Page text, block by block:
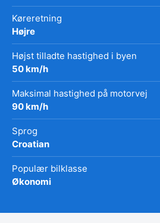
Køreretning
Højre
Højst tilladte hastighed i byen
50 km/h
Maksimal hastighed på motorvej
90 km/h
Sprog
Croatian
Populær bilklasse
Økonomi